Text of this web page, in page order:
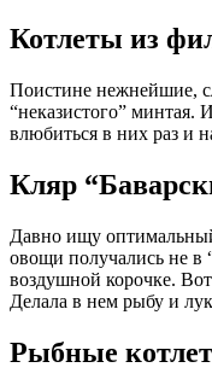
Котлеты из
Поистине нежнейшие,
“неказистого” минтая.
влюбиться в них раз и
Кляр
Давно ищу
овощи получались не в
воздушной корочке.
Делала в нем рыбу и
Рыбные